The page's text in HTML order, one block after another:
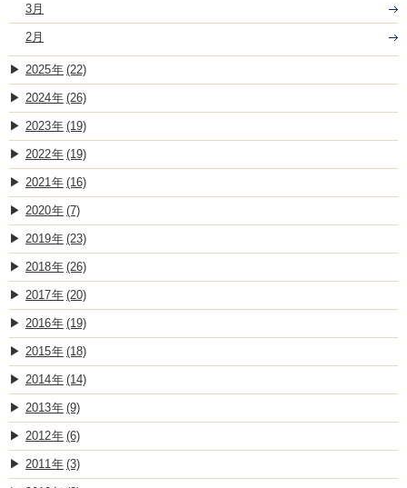
3月
2月
2025 (22)
2024 (26)
2023 (19)
2022 (19)
2021 (16)
2020 (7)
2019 (23)
2018 (26)
2017 (20)
2016 (19)
2015 (18)
2014 (14)
2013 (9)
2012 (6)
2011 (3)